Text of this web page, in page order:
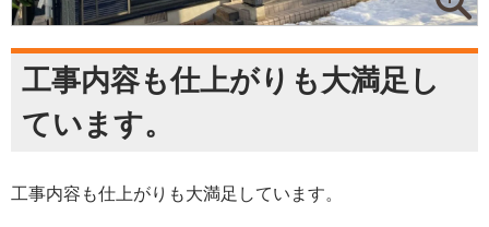
工事内容も仕上がりも大満足し
ています。
工事内容も仕上がりも大満足しています。